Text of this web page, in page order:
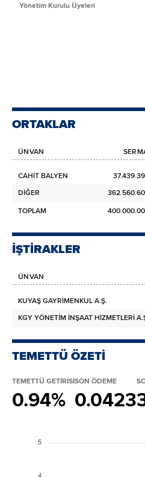
Yönetim Kurulu Üyeleri
ORTAKLAR
ÜNVAN
CAHİT BALYEN
DİĞER
TOPLAM
İŞTİRAKLER
ÜNVAN
KUYAŞ GAYRİMENKUL A.Ş.
KGY YÖNETİM İNŞAAT HİZMETLERİ
TEMETTÜ ÖZETİ
TEMETTÜ GETİRİSİ
0.94%
SON ÖDEME
0.0423
5
4